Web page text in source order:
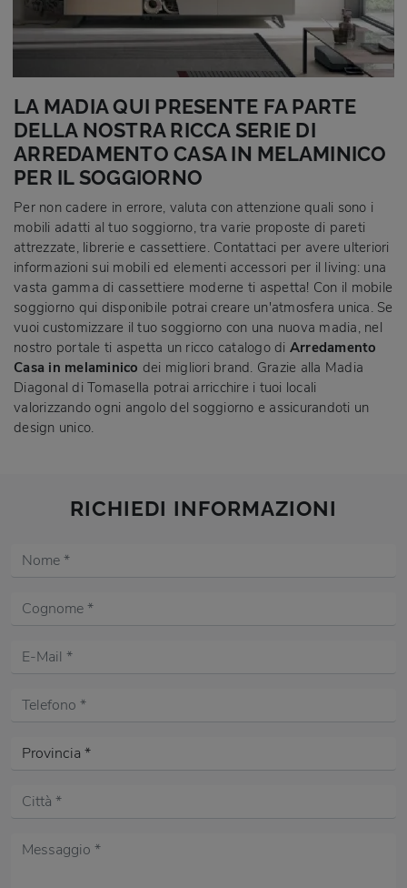
LA MADIA QUI PRESENTE FA PARTE
DELLA NOSTRA RICCA SERIE DI
ARREDAMENTO CASA IN MELAMINICO
PER IL SOGGIORNO
Per non cadere in errore, valuta con attenzione quali sono i
mobili adatti al tuo soggiorno, tra varie proposte di pareti
attrezzate, librerie e cassettiere. Contattaci per avere ulteriori
informazioni sui mobili ed elementi accessori per il living: una
vasta gamma di cassettiere moderne ti aspetta! Con il mobile
soggiorno qui disponibile potrai creare un'atmosfera unica. Se
vuoi customizzare il tuo soggiorno con una nuova madia, nel
nostro portale ti aspetta un ricco catalogo di Arredamento
Casa in melaminico dei migliori brand. Grazie alla Madia
Diagonal di Tomasella potrai arricchire i tuoi locali
valorizzando ogni angolo del soggiorno e assicurandoti un
design unico.
RICHIEDI INFORMAZIONI